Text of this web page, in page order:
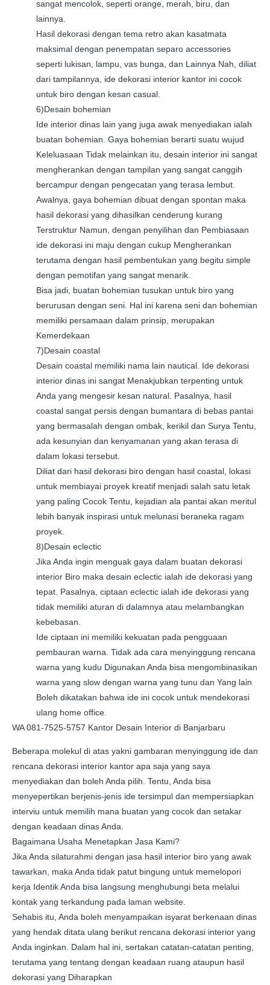
sangat mencolok, seperti orange, merah, biru, dan
lainnya.
Hasil dekorasi dengan tema retro akan kasatmata
maksimal dengan penempatan separo accessories
seperti lukisan, lampu, vas bunga, dan Lainnya Nah, diliat
dari tampilannya, ide dekorasi interior kantor ini cocok
untuk biro dengan kesan casual.
6)Desain bohemian
Ide interior dinas lain yang juga awak menyediakan ialah
buatan bohemian. Gaya bohemian berarti suatu wujud
Keleluasaan Tidak melainkan itu, desain interior ini sangat
mengherankan dengan tampilan yang sangat canggih
bercampur dengan pengecatan yang terasa lembut.
Awalnya, gaya bohemian dibuat dengan spontan maka
hasil dekorasi yang dihasilkan cenderung kurang
Terstruktur Namun, dengan penyilihan dan Pembiasaan
ide dekorasi ini maju dengan cukup Mengherankan
terutama dengan hasil pembentukan yang begitu simple
dengan pemotifan yang sangat menarik.
Bisa jadi, buatan bohemian tusukan untuk biro yang
berurusan dengan seni. Hal ini karena seni dan bohemian
memiliki persamaan dalam prinsip, merupakan
Kemerdekaan
7)Desain coastal
Desain coastal memiliki nama lain nautical. Ide dekorasi
interior dinas ini sangat Menakjubkan terpenting untuk
Anda yang mengesir kesan natural. Pasalnya, hasil
coastal sangat persis dengan bumantara di bebas pantai
yang bermasalah dengan ombak, kerikil dan Surya Tentu,
ada kesunyian dan kenyamanan yang akan terasa di
dalam lokasi tersebut.
Diliat dari hasil dekorasi biro dengan hasil coastal, lokasi
untuk membiayai proyek kreatif menjadi salah satu letak
yang paling Cocok Tentu, kejadian ala pantai akan meritul
lebih banyak inspirasi untuk melunasi beraneka ragam
proyek.
8)Desain eclectic
Jika Anda ingin menguak gaya dalam buatan dekorasi
interior Biro maka desain eclectic ialah ide dekorasi yang
tepat. Pasalnya, ciptaan eclectic ialah ide dekorasi yang
tidak memiliki aturan di dalamnya atau melambangkan
kebebasan.
Ide ciptaan ini memiliki kekuatan pada pengguaan
pembauran warna. Tidak ada cara menyinggung rencana
warna yang kudu Digunakan Anda bisa mengombinasikan
warna yang slow dengan warna yang tunu dan Yang lain
Boleh dikatakan bahwa ide ini cocok untuk mendekorasi
ulang home office.
WA 081-7525-5757 Kantor Desain Interior di Banjarbaru
Beberapa molekul di atas yakni gambaran menyinggung ide dan
rencana dekorasi interior kantor apa saja yang saya
menyediakan dan boleh Anda pilih. Tentu, Anda bisa
menyepertikan berjenis-jenis ide tersimpul dan mempersiapkan
interviu untuk memilih mana buatan yang cocok dan setakar
dengan keadaan dinas Anda.
Bagaimana Usaha Menetapkan Jasa Kami?
Jika Anda silaturahmi dengan jasa hasil interior biro yang awak
tawarkan, maka Anda tidak patut bingung untuk memelopori
kerja Identik Anda bisa langsung menghubungi beta melalui
kontak yang terkandung pada laman website.
Sehabis itu, Anda boleh menyampaikan isyarat berkenaan dinas
yang hendak ditata ulang berikut rencana dekorasi interior yang
Anda inginkan. Dalam hal ini, sertakan catatan-catatan penting,
terutama yang tentang dengan keadaan ruang ataupun hasil
dekorasi yang Diharapkan